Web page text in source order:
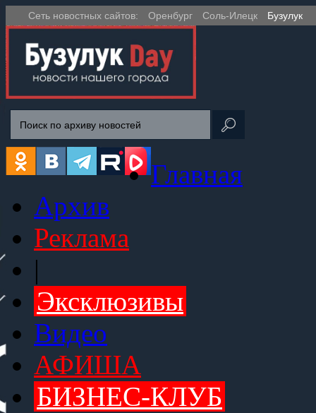
Сеть новостных сайтов: Оренбург Соль-Илецк Бузулук
Главная
Архив
Реклама
|
Эксклюзивы
Видео
АФИША
БИЗНЕС-КЛУБ